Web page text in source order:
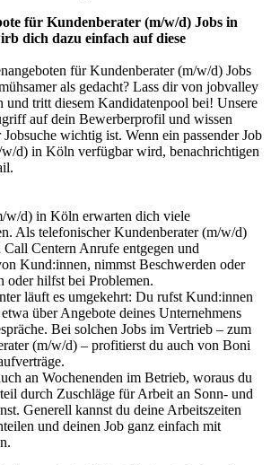
für Kundenberater (m/w/d) Jobs in
dich dazu einfach auf diese
für Kundenberater (m/w/d) Jobs
als gedacht? Lass dir von jobvalley
und tritt diesem Kandidatenpool bei! Unsere
auf dein Bewerberprofil und wissen
wichtig ist. Wenn ein passender Job
d) in Köln verfügbar wird, benachrichtigen
w/d) in Köln erwarten dich viele
Als telefonischer Kundenberater (m/w/d)
Centern Anrufe entgegen und
Kund:innen, nimmst Beschwerden oder
oder hilfst bei Problemen.
läuft es umgekehrt: Du rufst Kund:innen
über Angebote deines Unternehmens
Bei solchen Jobs im Vertrieb – zum
(m/w/d) – profitierst du auch von Boni
an Wochenenden im Betrieb, woraus du
durch Zuschläge für Arbeit an Sonn- und
Generell kannst du deine Arbeitszeiten
und deinen Job ganz einfach mit